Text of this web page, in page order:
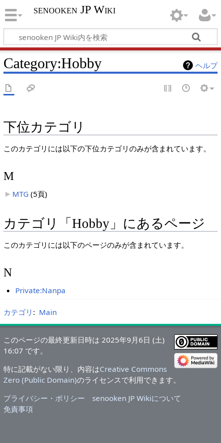
senooken JP Wiki
ヘルプ
Category:Hobby
下位カテゴリ
このカテゴリには以下の下位カテゴリのみが含まれています。
M
MTG (5頁)
カテゴリ「Hobby」にあるページ
このカテゴリには以下のページのみが含まれています。
N
Private:Nanpa
カテゴリ : Main
このページの最終更新日時は 2025年9月6日 (土)
16:07 です。
特に記載がない限り、内容はCreative Commons
Zero (Public Domain)のライセンスで利用できます。
プライバシー・ポリシー
senooken JP Wikiについて
免責事項